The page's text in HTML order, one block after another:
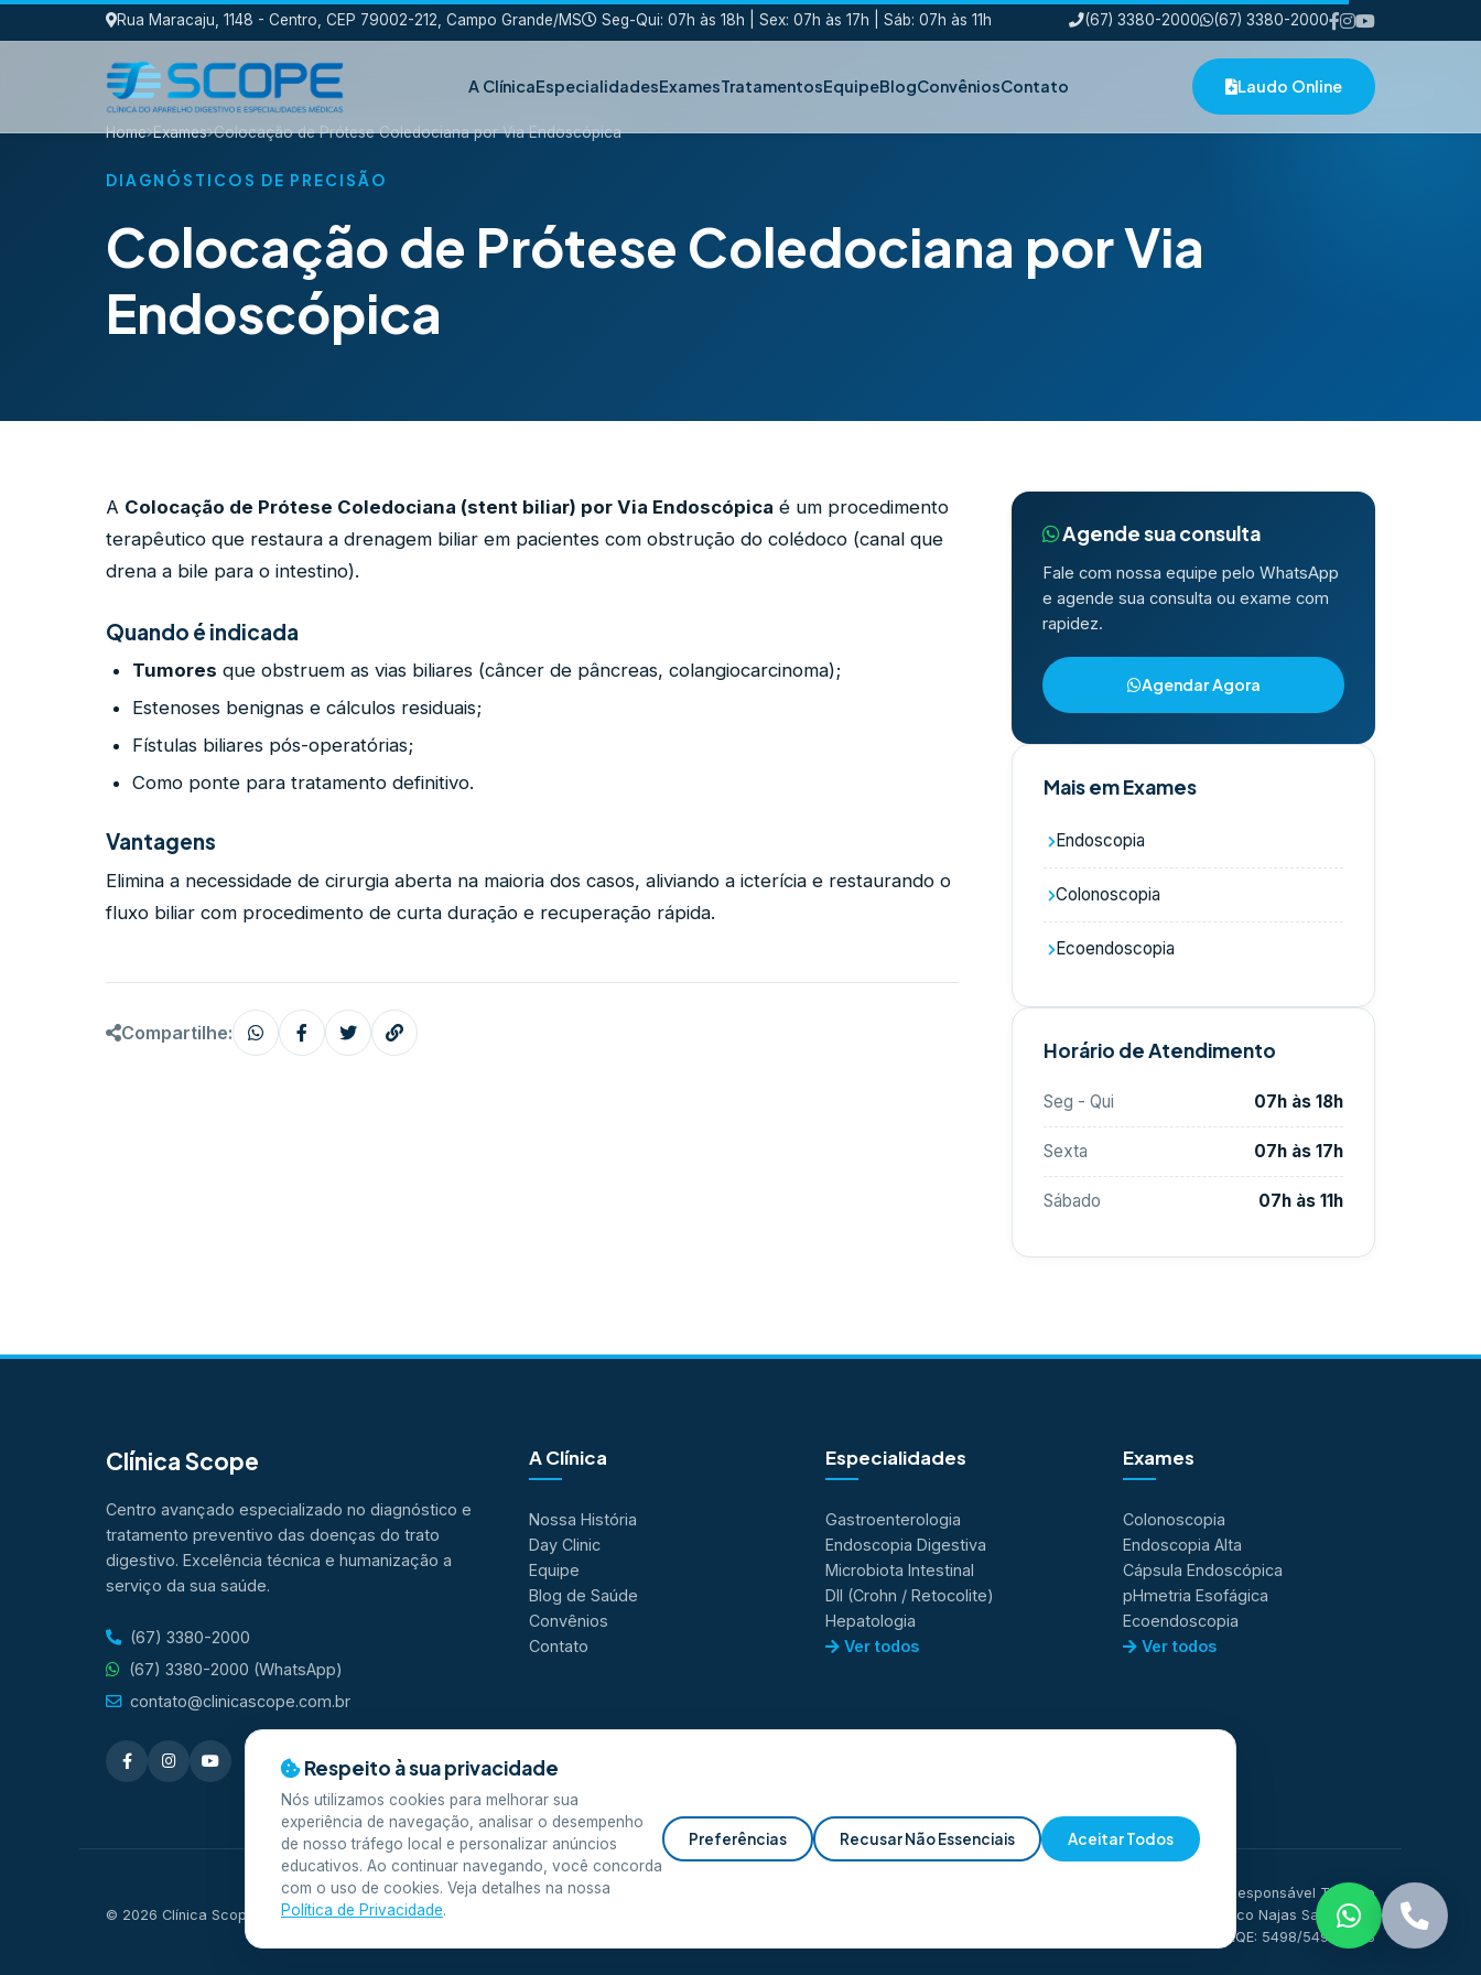
Rua Maracaju, 1148 - Centro, CEP 79002-212, Campo Grande/MS Seg-Qui: 07h às 18h | Sex: 07h às 17h | Sáb: 07h às 11h (67) 3380-2000 (67) 3380-2000
A ClínicaEspecialidadesExamesTratamentosEquipeBlogConvêniosContato Laudo Online
Home Exames Colocação de Prótese Coledociana por Via Endoscópica
DIAGNÓSTICOS DE PRECISÃO
Colocação de Prótese Coledociana por Via
Endoscópica
A Colocação de Prótese Coledociana (stent biliar) por Via Endoscópica é um procedimento
terapêutico que restaura a drenagem biliar em pacientes com obstrução do colédoco (canal que
drena a bile para o intestino).
Quando é indicada
Tumores que obstruem as vias biliares (câncer de pâncreas, colangiocarcinoma);
Estenoses benignas e cálculos residuais;
Fístulas biliares pós-operatórias;
Como ponte para tratamento definitivo.
Vantagens
Elimina a necessidade de cirurgia aberta na maioria dos casos, aliviando a icterícia e restaurando o
fluxo biliar com procedimento de curta duração e recuperação rápida.
Compartilhe:
Agende sua consulta
Fale com nossa equipe pelo WhatsApp
e agende sua consulta ou exame com
rapidez.
Agendar Agora
Mais em Exames
Endoscopia
Colonoscopia
Ecoendoscopia
Horário de Atendimento
Seg - Qui 07h às 18h
Sexta 07h às 17h
Sábado 07h às 11h
Clínica Scope
Centro avançado especializado no diagnóstico e
tratamento preventivo das doenças do trato
digestivo. Excelência técnica e humanização a
serviço da sua saúde.
(67) 3380-2000
(67) 3380-2000 (WhatsApp)
contato@clinicascope.com.br
A Clínica
Nossa História
Day Clinic
Equipe
Blog de Saúde
Convênios
Contato
Especialidades
Gastroenterologia
Endoscopia Digestiva
Microbiota Intestinal
DII (Crohn / Retocolite)
Hepatologia
Ver todos
Exames
Colonoscopia
Endoscopia Alta
Cápsula Endoscópica
pHmetria Esofágica
Ecoendoscopia
Ver todos
© 2026 Clínica Scope. Todos os direitos reservados. Desenvolvido por
Responsável Técnico
Dr. Glauco Najas Sammarco
CRM/MS: 9744 | RQE: 5498/5497/5813
Respeito à sua privacidade
Nós utilizamos cookies para melhorar sua
experiência de navegação, analisar o desempenho
de nosso tráfego local e personalizar anúncios
educativos. Ao continuar navegando, você concorda
com o uso de cookies. Veja detalhes na nossa
Política de Privacidade.
Preferências Recusar Não Essenciais Aceitar Todos